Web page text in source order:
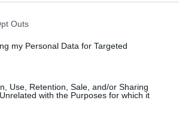
Outs
my Personal Data for Targeted
Use, Retention, Sale, and/or Sharing
with the Purposes for which it